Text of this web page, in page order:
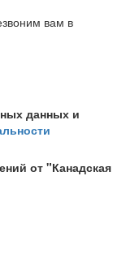
вам в
данных и
от "Канадская